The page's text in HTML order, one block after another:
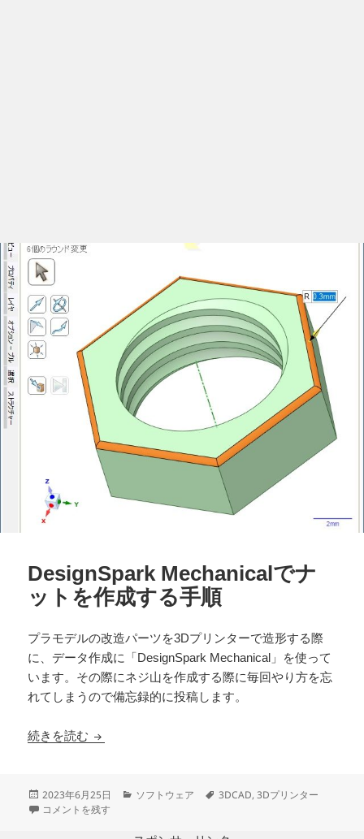
DesignSpark Mechanicalでナ
ットを作成する手順
プラモデルの改造パーツを3Dプリンターで造形する際
に、データ作成に「DesignSpark Mechanical」を使って
います。その際にネジ山を作成する際に毎回やり方を忘
れてしまうので備忘録的に投稿します。
続きを読む DesignSpark Mechanicalでナットを作成する手順
投
稿
2023年6月25日
カ
ソフトウェア
タ
3DCAD,3Dプリンター
DesignSpark Mechanicalでナットを作成する手順 に
コメントを残す